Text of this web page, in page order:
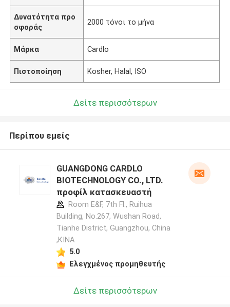
Δυνατότητα προ
σφοράς
2000 τόνοι το μήνα
Μάρκα Cardlo
Πιστοποίηση Kosher, Halal, ISO
Δείτε περισσότερων
Περίπου εμείς
GUANGDONG CARDLO
BIOTECHNOLOGY CO., LTD.
προφίλ κατασκευαστή
Room E&F, 7th Fl., Ruihua
Building, No.267, Wushan Road,
Tianhe District, Guangzhou, China
,ΚΙΝΑ
5.0
Ελεγχμένος προμηθευτής
Δείτε περισσότερων